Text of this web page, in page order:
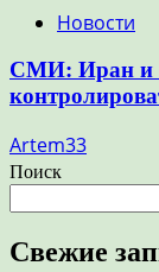
Новости
СМИ: Иран и
Artem33
Поиск
Свежие